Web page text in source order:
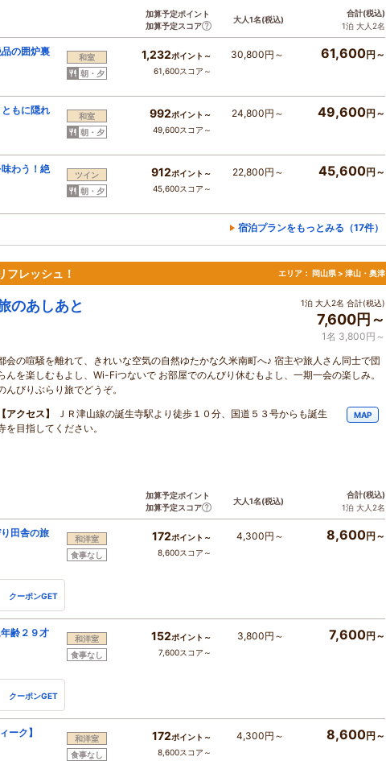
加算予定ポイント
加算予定スコア
大人1名(税込)
合計(税込)
1泊 大人2名
品の囲炉裏
和室
朝・夕
1,232ポイント～
61,600スコア～
30,800円～ 61,600円～
ともに隠れ
和室
朝・夕
992ポイント～
49,600スコア～
24,800円～ 49,600円～
味わう！絶
ツイン
朝・夕
912ポイント～
45,600スコア～
22,800円～ 45,600円～
宿泊プランをもっとみる（17件）
フレッシュ！ エリア： 岡山県 > 津山・奥津
のあしあと 1泊 大人2名 合計(税込)
7,600円～
1名 3,800円～
会の喧騒を離れて、きれいな空気の自然ゆたかな久米南町へ♪ 宿主や旅人さん同士で団
んを楽しむもよし、Wi-Fiつないで お部屋でのんびり休むもよし、一期一会の楽しみ。
んびりぶらり旅でどうぞ。
【アクセス】
ＪＲ津山線の誕生寺駅より徒歩１０分、国道５３号からも誕生
を目指してください。
MAP
加算予定ポイント
加算予定スコア
大人1名(税込)
合計(税込)
1泊 大人2名
田舎の旅
クーポンGET
和洋室
食事なし
172ポイント～
8,600スコア～
4,300円～ 8,600円～
齢２９才
クーポンGET
和洋室
食事なし
152ポイント～
7,600スコア～
3,800円～ 7,600円～
ーク】
和洋室
食事なし
172ポイント～
8,600スコア～
4,300円～ 8,600円～